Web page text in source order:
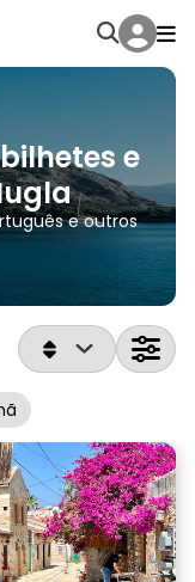
e
e outros